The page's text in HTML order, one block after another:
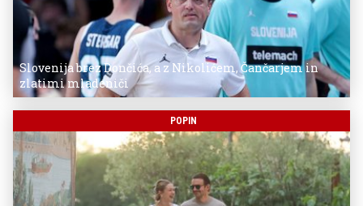
Slovenija brez Dončića, a z Nikolićem, Čančarjem in
zlatimi mladeniči
POPIN